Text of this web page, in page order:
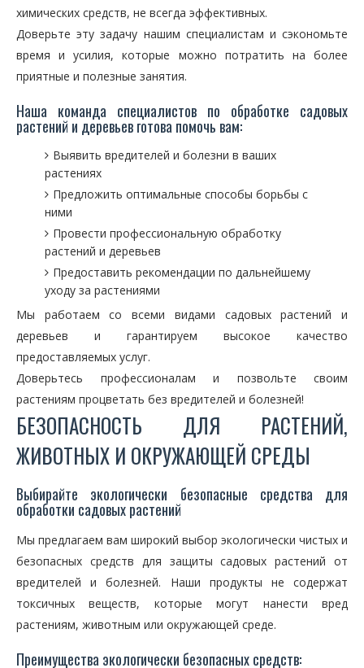
химических средств, не всегда эффективных.
Доверьте эту задачу нашим специалистам и сэкономьте
время и усилия, которые можно потратить на более
приятные и полезные занятия.
Наша команда специалистов по обработке садовых
растений и деревьев готова помочь вам:
Выявить вредителей и болезни в ваших
растениях
Предложить оптимальные способы борьбы с
ними
Провести профессиональную обработку
растений и деревьев
Предоставить рекомендации по дальнейшему
уходу за растениями
Мы работаем со всеми видами садовых растений и
деревьев и гарантируем высокое качество
предоставляемых услуг.
Доверьтесь профессионалам и позвольте своим
растениям процветать без вредителей и болезней!
БЕЗОПАСНОСТЬ ДЛЯ РАСТЕНИЙ,
ЖИВОТНЫХ И ОКРУЖАЮЩЕЙ СРЕДЫ
Выбирайте экологически безопасные средства для
обработки садовых растений
Мы предлагаем вам широкий выбор экологически чистых и
безопасных средств для защиты садовых растений от
вредителей и болезней. Наши продукты не содержат
токсичных веществ, которые могут нанести вред
растениям, животным или окружающей среде.
Преимущества экологически безопасных средств: